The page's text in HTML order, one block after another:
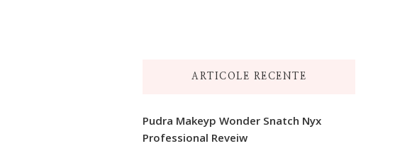
ARTICOLE RECENTE
Pudra Makeyp Wonder Snatch Nyx
Professional Reveiw